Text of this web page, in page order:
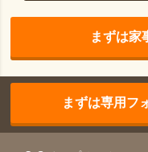
まずは家
まずは専用フ